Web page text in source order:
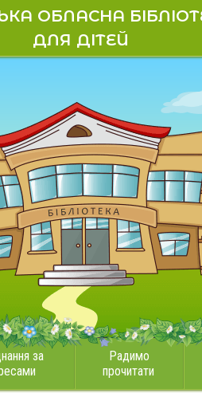
ОБЛАСНА
ДЛЯ ДІТЕЙ
за
Радимо
прочитати